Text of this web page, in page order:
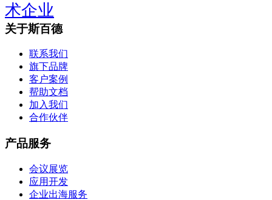
术企业
关于斯百德
联系我们
旗下品牌
客户案例
帮助文档
加入我们
合作伙伴
产品服务
会议展览
应用开发
企业出海服务